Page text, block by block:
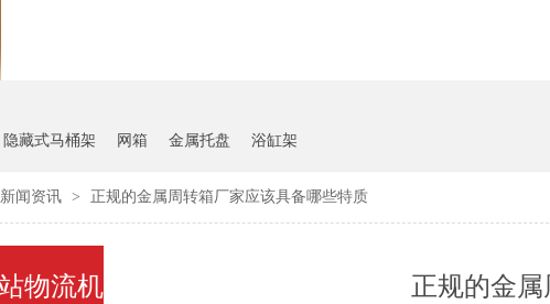
隐藏式马桶架 网箱 金属托盘 浴缸架
新闻资讯 > 正规的金属周转箱厂家应该具备哪些特质
正规的金
物流机